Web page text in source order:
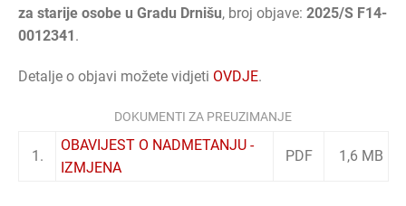
za starije osobe u Gradu Drnišu, broj objave: 2025/S F14-
0012341.
Detalje o objavi možete vidjeti OVDJE.
DOKUMENTI ZA PREUZIMANJE
1.
OBAVIJEST O NADMETANJU -
IZMJENA
PDF 1,6 MB